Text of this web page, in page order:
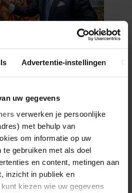
Advertentie-instellingen
uw gegevens
verwerken je persoonlijke
met behulp van
om informatie op uw
te gebruiken met als doel
en content, metingen aan
inzicht in publiek en
kiezen wie uw gegevens
UIT VOOR
2026